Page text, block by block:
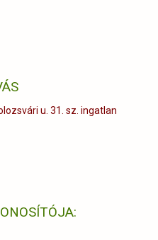
u. 31. sz. ingatlan